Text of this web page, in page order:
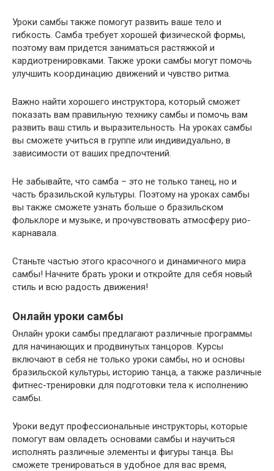
Уроки самбы также помогут развить ваше тело и
гибкость. Самба требует хорошей физической формы,
поэтому вам придется заниматься растяжкой и
кардиотренировками. Также уроки самбы могут помочь
улучшить координацию движений и чувство ритма.
Важно найти хорошего инструктора, который сможет
показать вам правильную технику самбы и помочь вам
развить ваш стиль и выразительность. На уроках самбы
вы сможете учиться в группе или индивидуально, в
зависимости от ваших предпочтений.
Не забывайте, что самба – это не только танец, но и
часть бразильской культуры. Поэтому на уроках самбы
вы также сможете узнать больше о бразильском
фольклоре и музыке, и прочувствовать атмосферу рио-
карнавала.
Станьте частью этого красочного и динамичного мира
самбы! Начните брать уроки и откройте для себя новый
стиль и всю радость движения!
Онлайн уроки самбы
Онлайн уроки самбы предлагают различные программы
для начинающих и продвинутых танцоров. Курсы
включают в себя не только уроки самбы, но и основы
бразильской культуры, историю танца, а также различные
фитнес-тренировки для подготовки тела к исполнению
самбы.
Уроки ведут профессиональные инструкторы, которые
помогут вам овладеть основами самбы и научиться
исполнять различные элементы и фигуры танца. Вы
сможете тренироваться в удобное для вас время,